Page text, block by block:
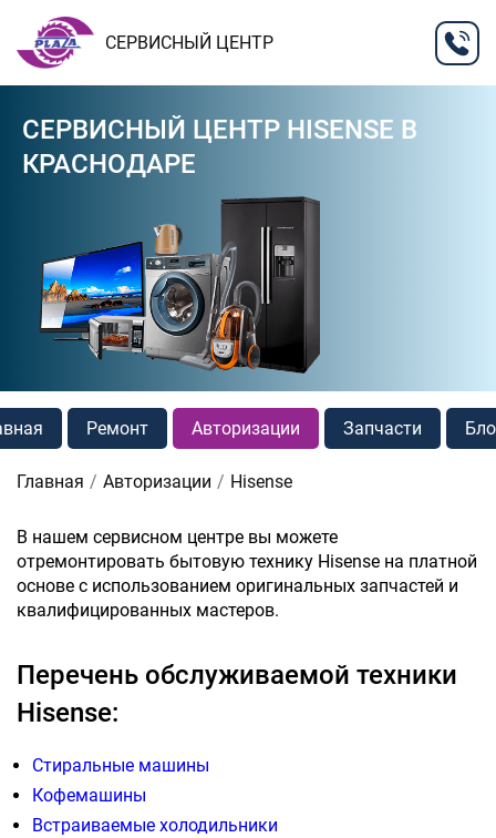
СЕРВИСНЫЙ ЦЕНТР
СЕРВИСНЫЙ ЦЕНТР HISENSE В
КРАСНОДАРЕ
Ремонт Авторизации Запчасти
Главная Авторизации Hisense
В нашем сервисном центре вы можете
отремонтировать бытовую технику Hisense на платной
основе с использованием оригинальных запчастей и
квалифицированных мастеров.
Перечень обслуживаемой техники
Hisense:
Стиральные машины
Кофемашины
Встраиваемые холодильники